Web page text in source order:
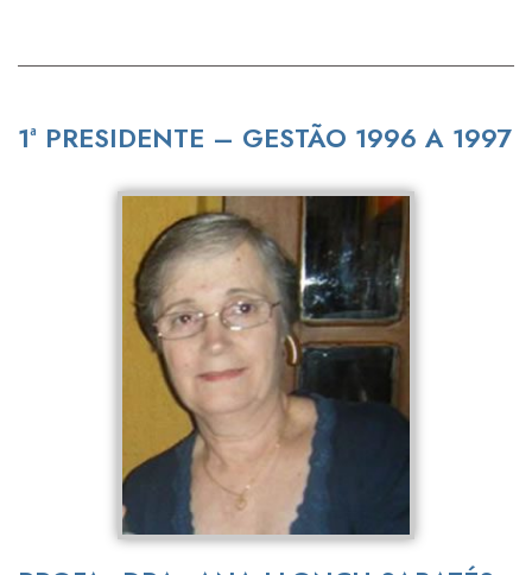
1ª PRESIDENTE – GESTÃO 1996 A 1997